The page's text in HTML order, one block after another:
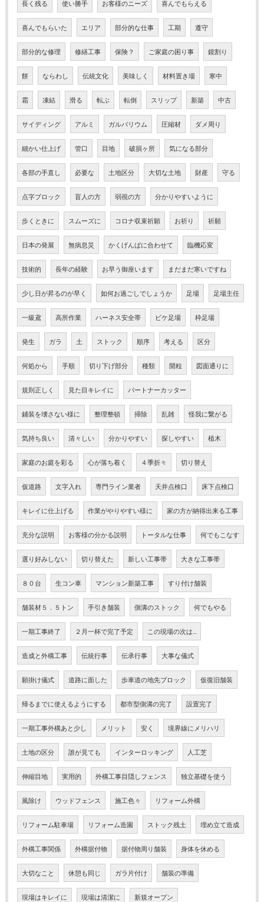
長く残る 使い勝手 お客様のニーズ 喜んでもらえる
喜んでもらいた エリア 部分的な仕事 工期 遵守
部分的な修理 修繕工事 保険？ ご家庭の困り事 鏡割り
餅 ならわし 伝統文化 美味しく 材料置き場 寒中
霜 凍結 滑る 転ぶ 転倒 スリップ 新築 中古
サイディング アルミ ガルバリウム 圧縮材 ダメ周り
細かい仕上げ 管口 目地 破損ヶ所 気になる部分
各部の手直し 必要な 土地区分 大切な土地 財産 守る
点字ブロック 盲人の方 弱視の方 分かりやすいように
歩くときに スムーズに コロナ収束祈願 お祈り 祈願
日本の発展 無病息災 かくげんばに合わせて 臨機応変
技術的 長年の経験 お早う御座います まだまだ寒いですね
少し日が昇るのが早く 如何お過ごしでしょうか 足場 足場主任
一級鳶 高所作業 ハーネス安全帯 ビケ足場 枠足場
発生 ガラ 土 ストック 順序 考える 区分
何処から 手順 切り下げ部分 種類 開粒 図面通りに
規則正しく 見た目キレイに パートナーカッター
鋪装を壊さない様に 整理整頓 掃除 乱雑 怪我に繋がる
気持ち良い 清々しい 分かりやすい 探しやすい 植木
家庭のお庭を彩る 心が落ち着く ４季折々 切り替え
仮道路 文字入れ 専門ライン業者 天井点検口 床下点検口
キレイに仕上げる 作業がやりやすい様に 家の方が納得出来る工事
充分な説明 お客様の分かる説明 トータルな仕事 何でもこなす
選り好みしない 切り替えた 新しい工事帯 大きな工事帯
８０台 生コン車 マンション新築工事 すり付け舗装
舗装材５．５トン 手引き舗装 側溝のストック 何でもやる
一期工事終了 ２月一杯で完了予定 この現場の次は…
造成と外構工事 伝統行事 伝承行事 大事な儀式
願掛け儀式 道路に面した 歩車道の地先ブロック 仮復旧舗装
帰るまでに使えるようにする 都市型側溝の完了 設置完了
一期工事外構あと少し メリット 安く 境界線にメリハリ
土地の区分 誰が見ても インターロッキング 人工芝
伸縮目地 実用的 外構工事目隠しフェンス 独立基礎を使う
風除け ウッドフェンス 施工色々 リフォーム外構
リフォーム駐車場 リフォーム造園 ストック残土 埋め立て造成
外構工事関係 外構据付物 据付物周り舗装 身体を休める
大切なこと 休憩も同じ ガラ片付け 舗装の準備
現場はキレイに 現場は清潔に 新規オープン